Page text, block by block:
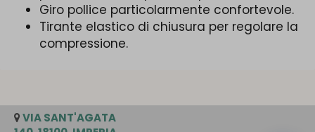
Giro pollice particolarmente confortevole.
Tirante elastico di chiusura per regolare la
compressione.
VIA SANT'AGATA